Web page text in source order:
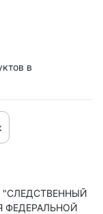
в
"СЛЕДСТВЕННЫЙ
ФЕДЕРАЛЬНОЙ